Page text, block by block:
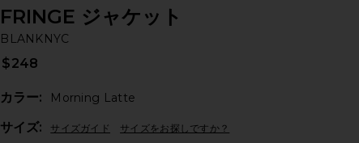
FRINGE ジャケット
BLANKNYC
$248
カラー:
Morning Latte
サイズ: サイズガイド サイズをお探しですか？